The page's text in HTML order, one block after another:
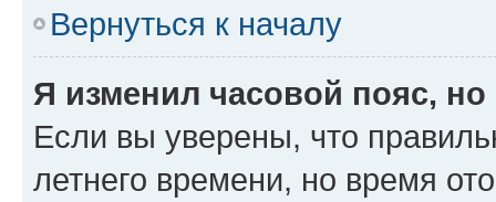
Вернуться к началу
Я изменил часовой пояс,
Если вы уверены, что
летнего времени, но время